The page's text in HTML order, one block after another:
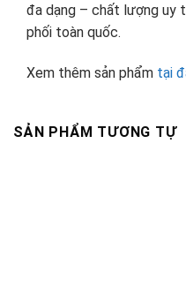
đa dạng – chất lượng uy
phối toàn quốc.
Xem thêm sản phẩm tại
SẢN PHẨM TƯƠNG TỰ